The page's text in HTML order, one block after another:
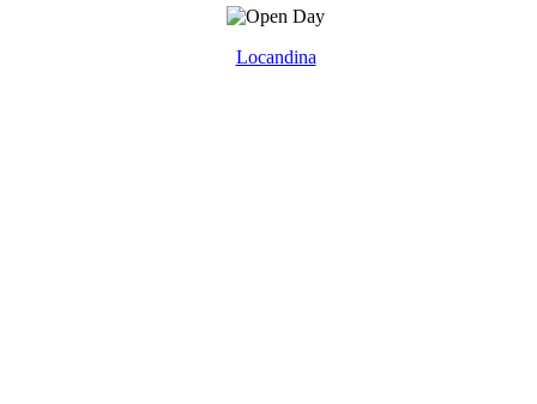
Locandina